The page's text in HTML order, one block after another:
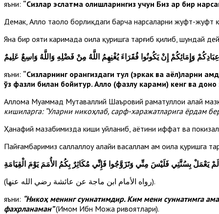
яъни: “Сизлар эслатма олишларингиз учун Биз ҳар бир
Демак, Аллоҳ таоло борлиқдаги барча нарсаларни жуфт-жуфт
Яна бир ояти каримада оила қуришга тарғиб қилиб, шундай
وَإِمَائِكُمْ إِنْ يَكُونُوا فُقَرَاءَ يُغْنِهِمُ اللَّهُ مِنْ فَضْلِهِ وَاللَّهُ وَاسِعٌ عَلِيمٌ
яъни: “Сизларнинг орангиздаги тул (эркак ва аёл)ларни
ўз фазли билан бойитур. Аллоҳ (фазлу карами) кенг ва
Аллома Муҳаммад Мутаваллий Шаъровий раҳматуллоҳи алайҳ
кишиларга: “Уларни никоҳлаб, сарф-харажатларига ёрдам
Ҳанафий мазҳабимизда киши уйланиб, ҳаётини иффат ва
Пайғамбаримиз саллаллоҳу алайҳи васаллам ҳам оила қуришга
يَعْمَلْ بِسُنَّتِي فَلَيْسَ مِنِّي وَتَزَوَّجُوا فَإِنِّي مُكَاثِرٌ بِكُمُ الأُمَمَ يَوْمَ الْقِيَامَةِ
(رواه الأمام ابن ماجة عن عائشة رضي الله عنها).
яъни: “Никоҳ менинг суннатимдир. Ким мени суннатимга
фахрланаман”(Имом Ибн Можа ривоятлари).